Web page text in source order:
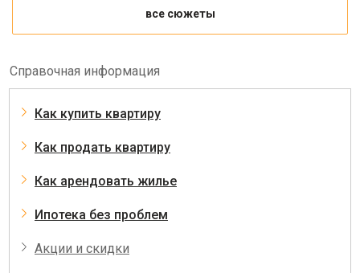
все сюжеты
Справочная информация
Как купить квартиру
Как продать квартиру
Как арендовать жилье
Ипотека без проблем
Акции и скидки